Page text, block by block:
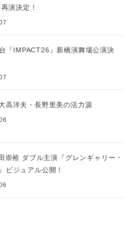
演決定！
『IMPACT26』新橋演舞場公演決
高洋夫・長野里美の活力源
崇裕 ダブル主演『グレンギャリー・
ビジュアル公開！